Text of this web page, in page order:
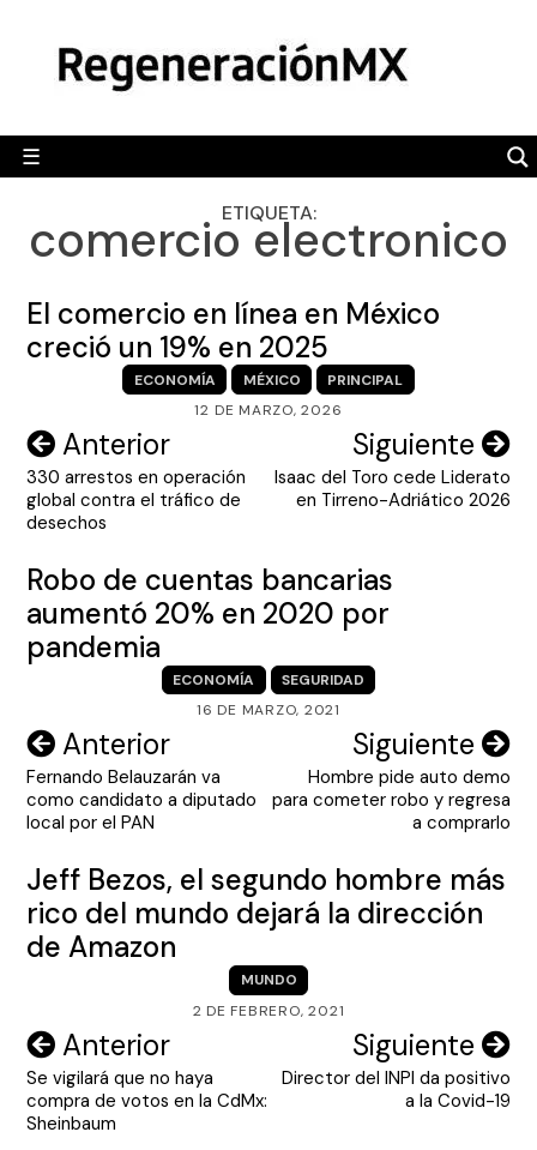
content
☰
POLÍTICA
CAMALEÓN
OPINIÓN
ENGLISH SECTION
VIDEOS
ETIQUETA:
comercio electronico
El comercio en línea en México
creció un 19% en 2025
ECONOMÍA MÉXICO
PRINCIPAL
12 DE MARZO, 2026
Navegación
de
entradas
Anterior
330 arrestos en operación
global contra el tráfico de
desechos
Siguiente
Isaac del Toro cede Liderato
en Tirreno-Adriático 2026
Robo de cuentas bancarias
aumentó 20% en 2020 por
pandemia
ECONOMÍA
SEGURIDAD
16 DE MARZO, 2021
Navegación
de
entradas
Anterior
Fernando Belauzarán va
como candidato a diputado
local por el PAN
Siguiente
Hombre pide auto demo
para cometer robo y regresa
a comprarlo
Jeff Bezos, el segundo hombre más
rico del mundo dejará la dirección
de Amazon
MUNDO
2 DE FEBRERO, 2021
Navegación
de
entradas
Anterior
Se vigilará que no haya
compra de votos en la CdMx:
Sheinbaum
Siguiente
Director del INPI da positivo
a la Covid-19